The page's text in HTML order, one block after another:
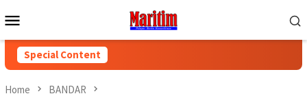
to
Menu
Special Content
Home BANDAR